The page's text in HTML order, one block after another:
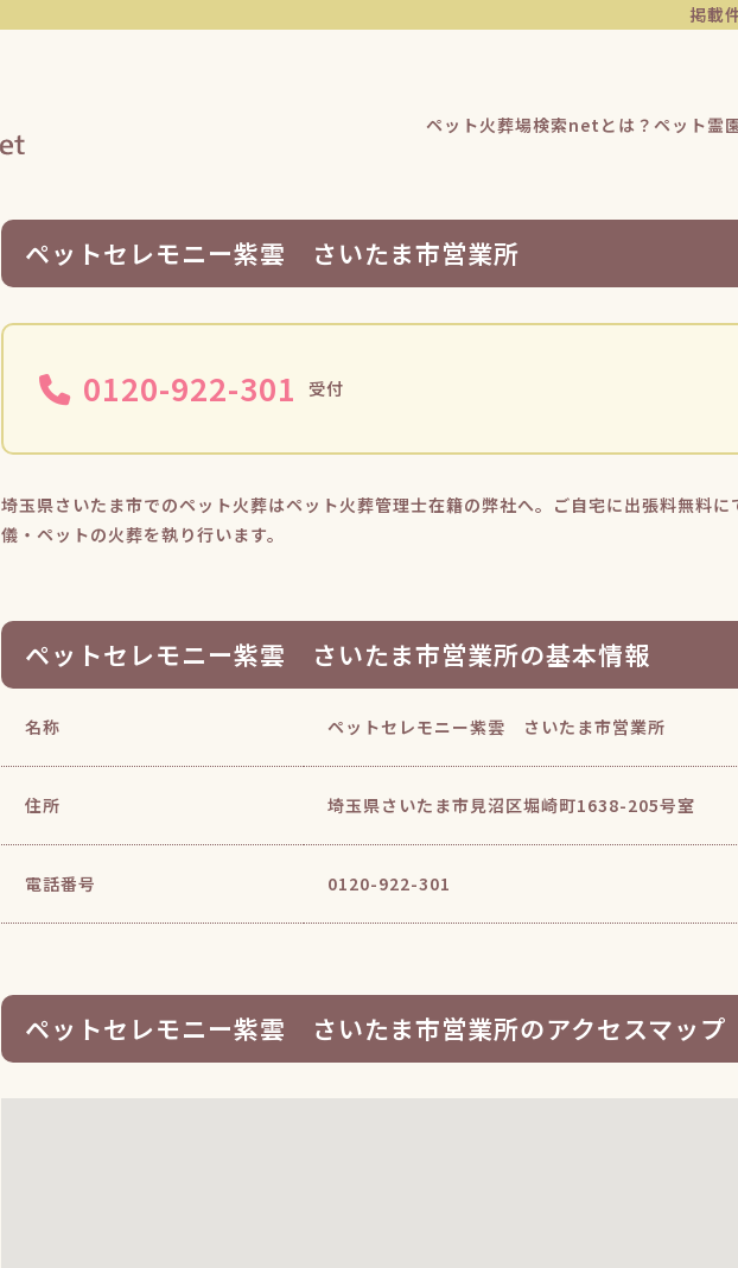
掲載
ペット火葬場検索netとは？ ペット霊
ペットセレモニー紫雲 さいたま市営業所
0120-922-301 受付
埼玉県さいたま市でのペット火葬はペット火葬管理士在籍の弊社へ。ご自宅に出張料無料
儀・ペットの火葬を執り行います。
ペットセレモニー紫雲 さいたま市営業所の基本情報
名称 ペットセレモニー紫雲 さいたま市営業所
住所 埼玉県さいたま市見沼区堀崎町1638-205号室
電話番号 0120-922-301
ペットセレモニー紫雲 さいたま市営業所のアクセスマップ